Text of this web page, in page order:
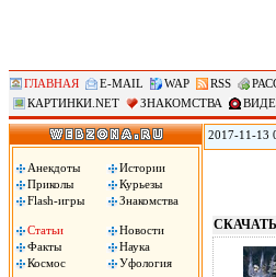
ГЛАВНАЯ E-MAIL WAP RSS
КАРТИНКИ.NET
ЗНАКОМСТВА
Анекдоты
Истории
Приколы
Курьезы
Flash-игры
Знакомства
Статьи
Новости
Факты
Наука
Космос
Уфология
2017-11-13
временном
СКАЧАТЬ